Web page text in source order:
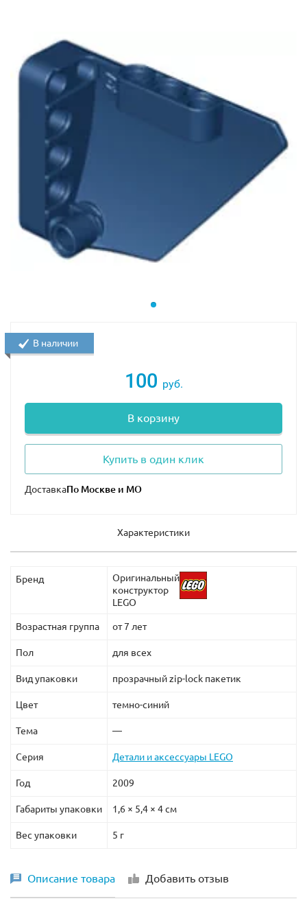
100 руб.
В корзину
Купить в один клик
Доставка
В наличии
Характеристики
Бренд
Оригинальный
конструктор
LEGO
Возрастная группа от 7 лет
Пол для всех
Вид упаковки прозрачный zip-lock пакетик
Цвет темно-синий
Тема —
Серия Детали и аксессуары LEGO
Год 2009
Габариты упаковки 1,6 × 5,4 × 4 см
Вес упаковки 5 г
Описание товара Добавить отзыв